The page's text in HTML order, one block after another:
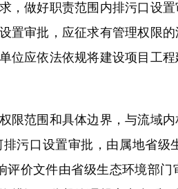
，做好职责范围内排污口设
置审批，应征求有管理权限
位应依法依规将建设项目工
范围和具体边界，与流域内
污口设置审批，由属地省
评价文件由省级生态环境部